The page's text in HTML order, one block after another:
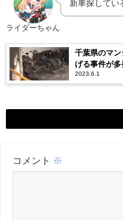
ライダーちゃん
新車探してい
千葉県のマ
げる事件が多
2023.6.1
コメント ※